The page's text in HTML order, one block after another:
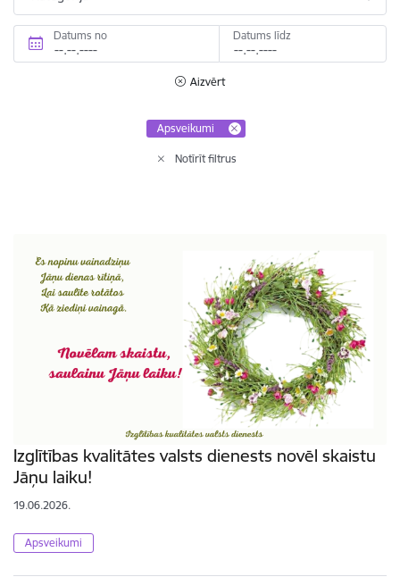
Datums no Datums līdz
Aizvērt
Apsveikumi
Notīrīt filtrus
Izglītības kvalitātes valsts dienests novēl skaistu
Jāņu laiku!
19.06.2026.
Apsveikumi